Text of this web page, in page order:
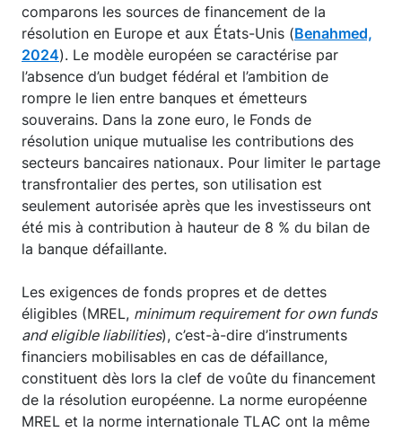
comparons les sources de financement de la
résolution en Europe et aux États-Unis (Benahmed,
2024). Le modèle européen se caractérise par
l’absence d’un budget fédéral et l’ambition de
rompre le lien entre banques et émetteurs
souverains. Dans la zone euro, le Fonds de
résolution unique mutualise les contributions des
secteurs bancaires nationaux. Pour limiter le partage
transfrontalier des pertes, son utilisation est
seulement autorisée après que les investisseurs ont
été mis à contribution à hauteur de 8 % du bilan de
la banque défaillante.
Les exigences de fonds propres et de dettes
éligibles (MREL, minimum requirement for own funds
and eligible liabilities), c’est-à-dire d’instruments
financiers mobilisables en cas de défaillance,
constituent dès lors la clef de voûte du financement
de la résolution européenne. La norme européenne
MREL et la norme internationale TLAC ont la même